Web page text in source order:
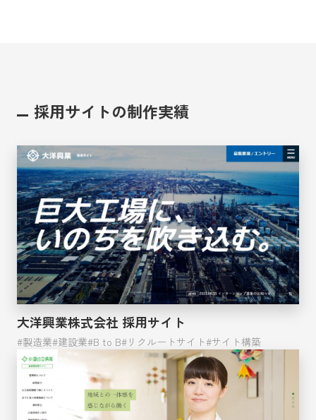
採用サイトの制作実績
大洋興業株式会社 採用サイト
製造業 建設業 B to B リクルートサイト サイト構築